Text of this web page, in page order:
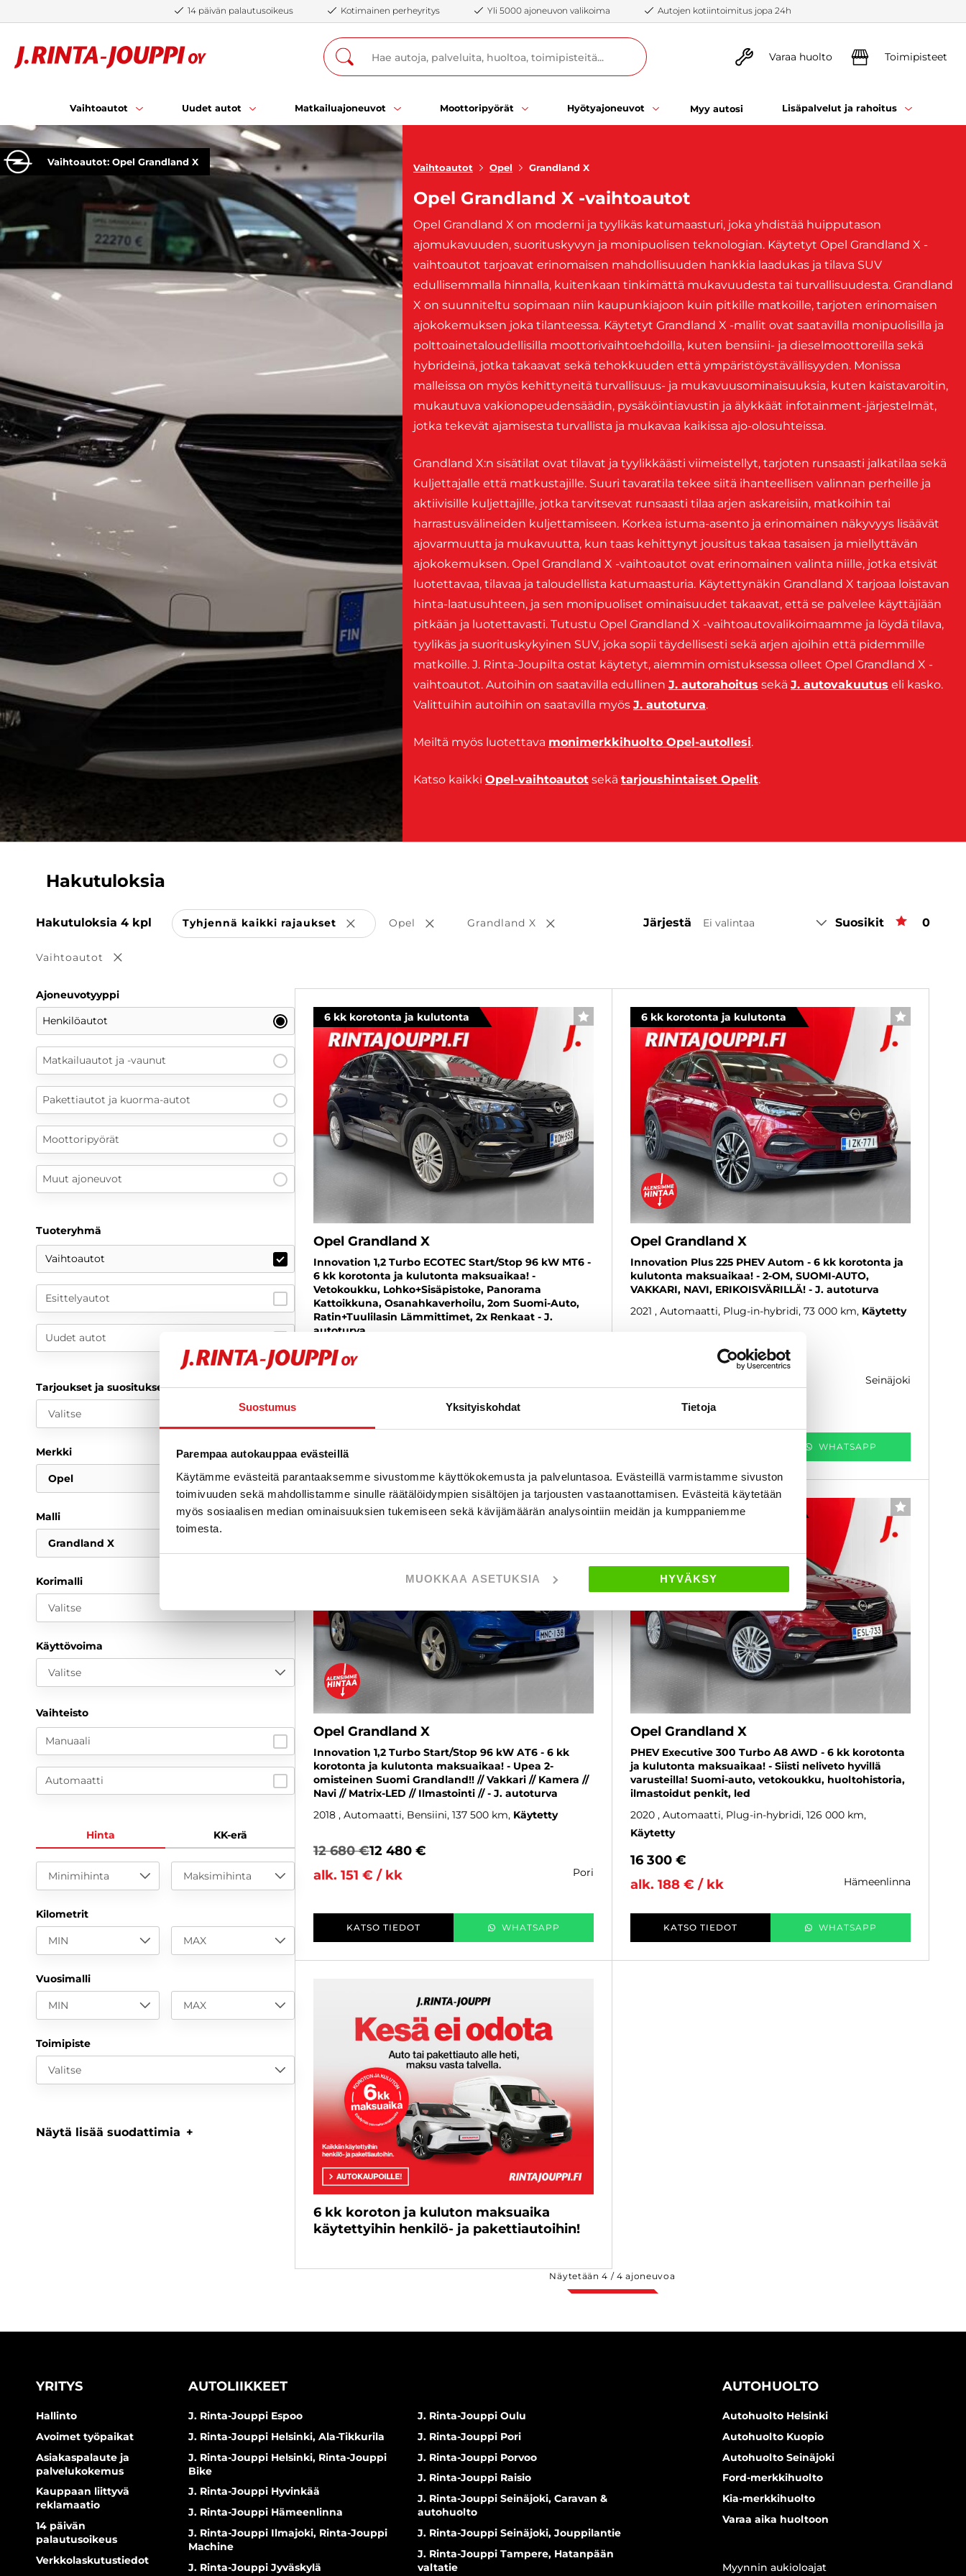
Suostumus Yksityiskohdat Tietoja
Parempaa autokauppaa evästeillä
Käytämme evästeitä parantaaksemme sivustomme käyttökokemusta ja palveluntasoa. Evästeillä varmistamme sivuston
toimivuuden sekä mahdollistamme sinulle räätälöidympien sisältöjen ja tarjousten vastaanottamisen. Evästeitä käytetään
myös sosiaalisen median ominaisuuksien tukemiseen sekä kävijämäärän analysointiin meidän ja kumppaniemme
toimesta.
MUOKKAA ASETUKSIA HYVÄKSY
14 päivän palautusoikeus Kotimainen perheyritys Yli 5000 ajoneuvon valikoima Autojen kotiintoimitus jopa 24h
Varaa huolto Toimipisteet
Vaihtoautot Uudet autot Matkailuajoneuvot Moottoripyörät Hyötyajoneuvot Myy autosi Lisäpalvelut ja rahoitus
Vaihtoautot: Opel Grandland X
Vaihtoautot Opel Grandland X
Opel Grandland X -vaihtoautot
Opel Grandland X on moderni ja tyylikäs katumaasturi, joka yhdistää huipputason
ajomukavuuden, suorituskyvyn ja monipuolisen teknologian. Käytetyt Opel Grandland X -
vaihtoautot tarjoavat erinomaisen mahdollisuuden hankkia laadukas ja tilava SUV
edullisemmalla hinnalla, kuitenkaan tinkimättä mukavuudesta tai turvallisuudesta. Grandland
X on suunniteltu sopimaan niin kaupunkiajoon kuin pitkille matkoille, tarjoten erinomaisen
ajokokemuksen joka tilanteessa. Käytetyt Grandland X -mallit ovat saatavilla monipuolisilla ja
polttoainetaloudellisilla moottorivaihtoehdoilla, kuten bensiini- ja dieselmoottoreilla sekä
hybrideinä, jotka takaavat sekä tehokkuuden että ympäristöystävällisyyden. Monissa
malleissa on myös kehittyneitä turvallisuus- ja mukavuusominaisuuksia, kuten kaistavaroitin,
mukautuva vakionopeudensäädin, pysäköintiavustin ja älykkäät infotainment-järjestelmät,
jotka tekevät ajamisesta turvallista ja mukavaa kaikissa ajo-olosuhteissa.
Grandland X:n sisätilat ovat tilavat ja tyylikkäästi viimeistellyt, tarjoten runsaasti jalkatilaa sekä
kuljettajalle että matkustajille. Suuri tavaratila tekee siitä ihanteellisen valinnan perheille ja
aktiivisille kuljettajille, jotka tarvitsevat runsaasti tilaa arjen askareisiin, matkoihin tai
harrastusvälineiden kuljettamiseen. Korkea istuma-asento ja erinomainen näkyvyys lisäävät
ajovarmuutta ja mukavuutta, kun taas kehittynyt jousitus takaa tasaisen ja miellyttävän
ajokokemuksen. Opel Grandland X -vaihtoautot ovat erinomainen valinta niille, jotka etsivät
luotettavaa, tilavaa ja taloudellista katumaasturia. Käytettynäkin Grandland X tarjoaa loistavan
hinta-laatusuhteen, ja sen monipuoliset ominaisuudet takaavat, että se palvelee käyttäjiään
pitkään ja luotettavasti. Tutustu Opel Grandland X -vaihtoautovalikoimaamme ja löydä tilava,
tyylikäs ja suorituskykyinen SUV, joka sopii täydellisesti sekä arjen ajoihin että pidemmille
matkoille. J. Rinta-Joupilta ostat käytetyt, aiemmin omistuksessa olleet Opel Grandland X -
vaihtoautot. Autoihin on saatavilla edullinen J. autorahoitus sekä J. autovakuutus eli kasko.
Valittuihin autoihin on saatavilla myös J. autoturva.
Meiltä myös luotettava monimerkkihuolto Opel-autollesi.
Katso kaikki Opel-vaihtoautot sekä tarjoushintaiset Opelit.
Hakutuloksia
Hakutuloksia 4 kpl Tyhjennä kaikki rajaukset Poista valinta
Opel Poista valinta
Grandland X Poista valinta
Vaihtoautot Poista valinta
Järjestä Ei valintaa Suosikit 0
Ajoneuvotyyppi
Henkilöautot
Matkailuautot ja -vaunut
Pakettiautot ja kuorma-autot
Moottoripyörät
Muut ajoneuvot
Tuoteryhmä
Vaihtoautot
Esittelyautot
Uudet autot
Tarjoukset ja suositukset
Valitse
Merkki
Opel
Malli
Grandland X
Korimalli
Valitse
Käyttövoima
Valitse
Vaihteisto
Manuaali
Automaatti
Hinta KK-erä
Minimihinta Maksimihinta
Kilometrit
MIN MAX
Vuosimalli
MIN MAX
Toimipiste
Valitse
Näytä lisää suodattimia
6 kk korotonta ja kulutonta SUOSIKKI
Opel Grandland X
Innovation 1,2 Turbo ECOTEC Start/Stop 96 kW MT6 -
6 kk korotonta ja kulutonta maksuaikaa! -
Vetokoukku, Lohko+Sisäpistoke, Panorama
Kattoikkuna, Osanahkaverhoilu, 2om Suomi-Auto,
Ratin+Tuulilasin Lämmittimet, 2x Renkaat - J.
autoturva
2018 , Manuaali, Bensiini, 67 000 km
6 kk korotonta ja kulutonta SUOSIKKI
Opel Grandland X
Innovation Plus 225 PHEV Autom - 6 kk korotonta ja
kulutonta maksuaikaa! - 2-OM, SUOMI-AUTO,
VAKKARI, NAVI, ERIKOISVÄRILLÄ! - J. autoturva
2021 , Automaatti, Plug-in-hybridi, 73 000 km Käytetty
17 400 €
seinäjoki
WHATSAPP
6 kk korotonta ja kulutonta SUOSIKKI
Opel Grandland X
Innovation 1,2 Turbo Start/Stop 96 kW AT6 - 6 kk
korotonta ja kulutonta maksuaikaa! - Upea 2-
omisteinen Suomi Grandland!! // Vakkari // Kamera //
Navi // Matrix-LED // Ilmastointi // - J. autoturva
2018 , Automaatti, Bensiini, 137 500 km Käytetty
12 680 €12 480 €
alk. 151 € / kk
pori
KATSO TIEDOT WHATSAPP
6 kk korotonta ja kulutonta SUOSIKKI
Opel Grandland X
PHEV Executive 300 Turbo A8 AWD - 6 kk korotonta
ja kulutonta maksuaikaa! - Siisti neliveto hyvillä
varusteilla! Suomi-auto, vetokoukku, huoltohistoria,
ilmastoidut penkit, led
2020 , Automaatti, Plug-in-hybridi, 126 000 km
Käytetty
16 300 €
alk. 188 € / kk
hämeenlinna
KATSO TIEDOT WHATSAPP
6 kk koroton ja kuluton maksuaika
käytettyihin henkilö- ja pakettiautoihin!
Näytetään4 /4 ajoneuvoa
YRITYS
Hallinto
Avoimet työpaikat
Asiakaspalaute ja
palvelukokemus
Kauppaan liittyvä
reklamaatio
14 päivän
palautusoikeus
Verkkolaskutustiedot
AUTOLIIKKEET
J. Rinta-Jouppi Espoo
J. Rinta-Jouppi Helsinki, Ala-Tikkurila
J. Rinta-Jouppi Helsinki, Rinta-Jouppi
Bike
J. Rinta-Jouppi Hyvinkää
J. Rinta-Jouppi Hämeenlinna
J. Rinta-Jouppi Ilmajoki, Rinta-Jouppi
Machine
J. Rinta-Jouppi Jyväskylä
J. Rinta-Jouppi Oulu
J. Rinta-Jouppi Pori
J. Rinta-Jouppi Porvoo
J. Rinta-Jouppi Raisio
J. Rinta-Jouppi Seinäjoki, Caravan &
autohuolto
J. Rinta-Jouppi Seinäjoki, Jouppilantie
J. Rinta-Jouppi Tampere, Hatanpään
valtatie
AUTOHUOLTO
Autohuolto Helsinki
Autohuolto Kuopio
Autohuolto Seinäjoki
Ford-merkkihuolto
Kia-merkkihuolto
Varaa aika huoltoon
Myynnin aukioloajat